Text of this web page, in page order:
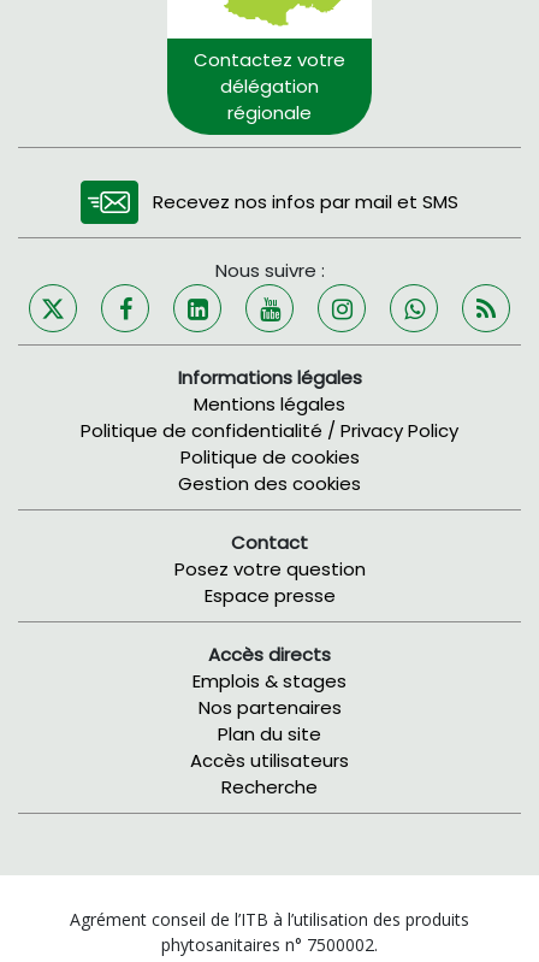
Contactez votre
délégation
régionale
Recevez nos infos par mail et SMS
Nous suivre :
Informations légales
Mentions légales
Politique de confidentialité / Privacy Policy
Politique de cookies
Gestion des cookies
Contact
Posez votre question
Espace presse
Accès directs
Emplois & stages
Nos partenaires
Plan du site
Accès utilisateurs
Recherche
Agrément conseil de l’ITB à l’utilisation des produits
phytosanitaires n° 7500002.